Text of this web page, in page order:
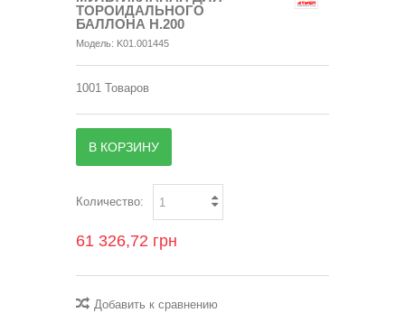
ТОРОИДАЛЬНОГО
БАЛЛОНА Н.200
Модель: K01.001445
1001 Товаров
В КОРЗИНУ
Количество:
61 326,72 грн
Добавить к сравнению